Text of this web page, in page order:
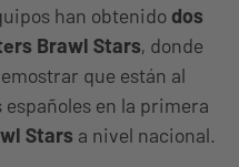
han obtenido dos
Brawl Stars, donde
que están al
en la primera
Stars a nivel nacional.